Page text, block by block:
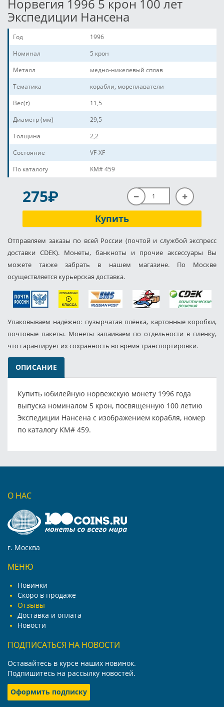
Норвегия 1996 5 крон 100 лет
Экспедиции Нансена
Год
1996
Номинал
5 крон
Металл
медно-никелевый сплав
Тематика
корабли, мореплаватели
Вес(г)
11,5
Диаметр (мм)
29,5
Толщина
2,2
Состояние
VF-XF
По каталогу
KM# 459
275P
Купить
Отправляем заказы по всей России (почтой и службой экспресс
доставки CDEK). Монеты, банкноты и прочие аксессуары Вы
можете также забрать в нашем магазине. По Москве
осуществляется курьерская доставка.
Упаковываем надёжно: пузырчатая плёнка, картонные коробки,
почтовые пакеты. Монеты запаиваем по отдельности в пленку,
что гарантирует их сохранность во время транспортировки.
ОПИСАНИЕ
Купить юбилейную норвежскую монету 1996 года
выпуска номиналом 5 крон, посвященную 100 летию
Экспедиции Нансена с изображением корабля, номер
по каталогу KM# 459.
О НАС
г. Москва
МЕНЮ
Новинки
Скоро в продаже
Отзывы
Доставка и оплата
Новости
ПОДПИСАТЬСЯ НА НОВОСТИ
Оставайтесь в курсе наших новинок.
Подпишитесь на рассылку новостей.
Оформить подписку